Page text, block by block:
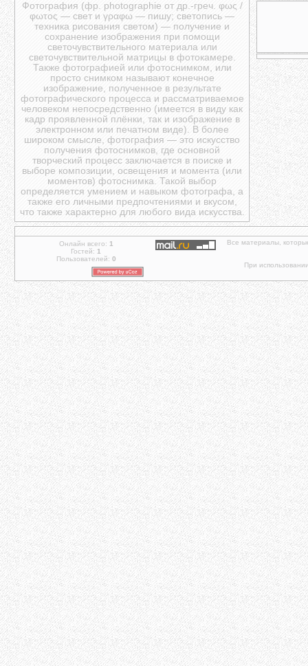
Фотография (фр. photographie от др.-греч. φως /
φωτος — свет и γραφω — пишу; светопись —
техника рисования светом) — получение и
сохранение изображения при помощи
светочувствительного материала или
светочувствительной матрицы в фотокамере.
Также фотографией или фотоснимком, или
просто снимком называют конечное
изображение, полученное в результате
фотографического процесса и рассматриваемое
человеком непосредственно (имеется в виду как
кадр проявленной плёнки, так и изображение в
электронном или печатном виде). В более
широком смысле, фотография — это искусство
получения фотоснимков, где основной
творческий процесс заключается в поиске и
выборе композиции, освещения и момента (или
моментов) фотоснимка. Такой выбор
определяется умением и навыком фотографа, а
также его личными предпочтениями и вкусом,
что также характерно для любого вида искусства.
Онлайн всего: 1
Гостей: 1
Пользователей: 0
Все материалы,
При